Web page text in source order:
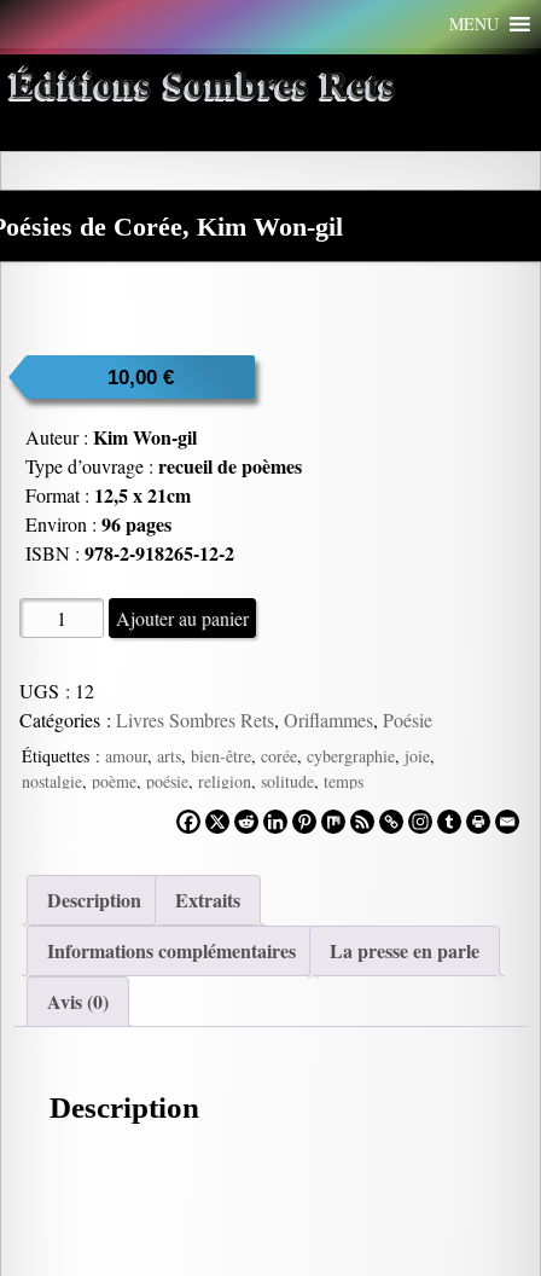
Aller
au
contenu
MENU
Éditions Sombres Rets
de Corée, Kim Won-gil
10,00 €
Auteur : Kim Won-gil
Type d’ouvrage : recueil de poèmes
Format : 12,5 x 21cm
Environ : 96 pages
ISBN : 978-2-918265-12-2
quantité
de
de
Corée,
Kim
Won-
Ajouter au panier
UGS : 12
Catégories : Livres Sombres Rets, Oriflammes, Poésie
Étiquettes : amour, arts, bien-être, corée, cybergraphie, joie,
nostalgie, poème, poésie, religion, solitude, temps
Description
Extraits
Informations complémentaires
La presse en parle
Avis (0)
Description